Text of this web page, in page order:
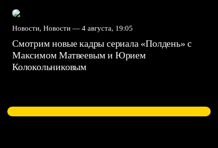
Новости, Новости — 4 августа, 19:05
Смотрим новые кадры сериала «Полдень» с
Максимом Матвеевым и Юрием
Колокольниковым